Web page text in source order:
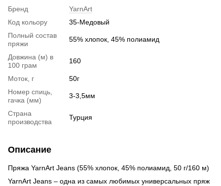
Бренд
YarnArt
Код кольору
35-Медовый
Полный состав
пряжи
55% хлопок, 45% полиамид
Довжина (м) в
100 грам
160
Моток, г
50г
Номер спиць,
гачка (мм)
3-3,5мм
Страна
производства
Турция
Описание
Пряжа YarnArt Jeans (55% хлопок, 45% полиамид, 50 г/160 м)
YarnArt Jeans – одна из самых любимых универсальных пряж